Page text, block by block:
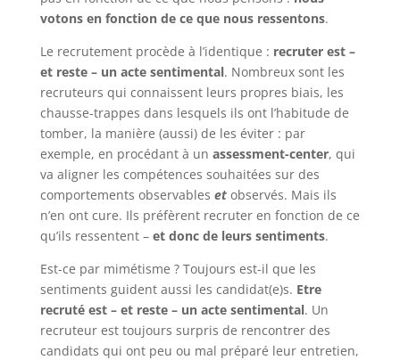
votons en fonction de ce que nous ressentons.
Le recrutement procède à l’identique : recruter est –
et reste – un acte sentimental. Nombreux sont les
recruteurs qui connaissent leurs propres biais, les
chausse-trappes dans lesquels ils ont l’habitude de
tomber, la manière (aussi) de les éviter : par
exemple, en procédant à un assessment-center, qui
va aligner les compétences souhaitées sur des
comportements observables etobservés. Mais ils
n’en ont cure. Ils préfèrent recruter en fonction de ce
qu’ils ressentent – et donc de leurs sentiments.
Est-ce par mimétisme ? Toujours est-il que les
sentiments guident aussi les candidat(e)s. Etre
recruté est – et reste – un acte sentimental. Un
recruteur est toujours surpris de rencontrer des
candidats qui ont peu ou mal préparé leur entretien,